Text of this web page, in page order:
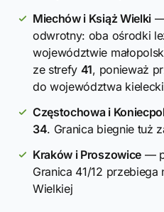
Miechów i Książ Wielki—
odwrotny: oba ośrodki
województwie
ze strefy 41, ponieważ
do województwa
Częstochowa i
34. Granica biegnie tuż
Kraków i Proszowice—
Granica 41/12 przebiega
Wielkiej